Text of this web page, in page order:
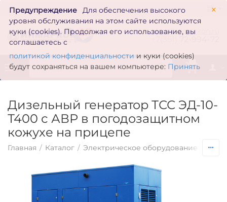
×
Предупреждение
Для обеспечения высокого
уровня обслуживания на этом сайте используются
куки (cookies). Продолжая его использование, вы
соглашаетесь с
политикой конфиденциальности и куки (cookies)
будут сохраняться на вашем компьютере: Принять
zakaz@inmarkon.ru
0
Дизельный генератор ТСС ЭД-10-
Т400 с АВР в погодозащитном
кожухе на прицепе
Главная / Каталог / Электрическое оборудование